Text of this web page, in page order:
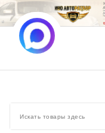
Перейти
к
содержимому